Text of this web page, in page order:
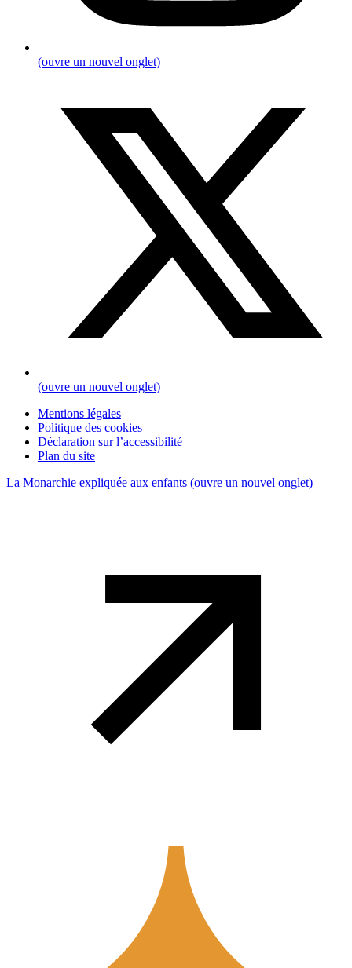
(ouvre un nouvel onglet)
(ouvre un nouvel onglet)
Mentions légales
Politique des cookies
Déclaration sur l’accessibilité
Plan du site
La Monarchie expliquée aux enfants (ouvre un nouvel onglet)